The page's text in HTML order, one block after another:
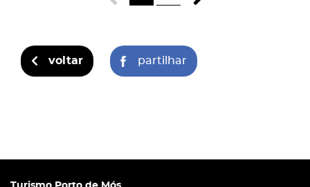
voltar partilhar